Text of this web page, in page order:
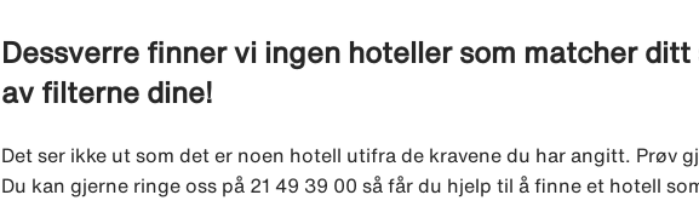
Dessverre finner vi ingen hoteller som matcher
av filterne dine!
Det ser ikke ut som det er noen hotell utifra de kravene du har angitt. Prøv
Du kan gjerne ringe oss på 21 49 39 00 så får du hjelp til å finne et hotell